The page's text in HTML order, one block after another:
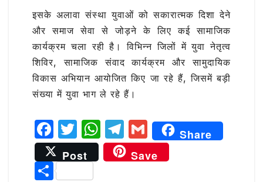
इसके अलावा संस्था युवाओं को सकारात्मक दिशा देने
और समाज सेवा से जोड़ने के लिए कई सामाजिक
कार्यक्रम चला रही है। विभिन्न जिलों में युवा नेतृत्व
शिविर, सामाजिक संवाद कार्यक्रम और सामुदायिक
विकास अभियान आयोजित किए जा रहे हैं, जिसमें बड़ी
संख्या में युवा भाग ले रहे हैं।
F
a
c
T
w
it
W
h
at
T
el
e
G
m
ai
Share
Post
Save
S